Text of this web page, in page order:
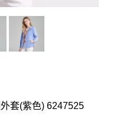
套(紫色) 6247525